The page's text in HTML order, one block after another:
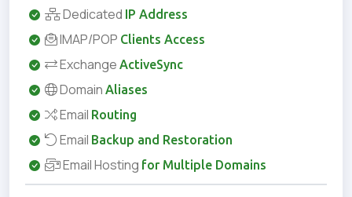
Dedicated IP Address
IMAP/POP Clients Access
Exchange ActiveSync
Domain Aliases
Email Routing
Email Backup and Restoration
Email Hosting for Multiple Domains